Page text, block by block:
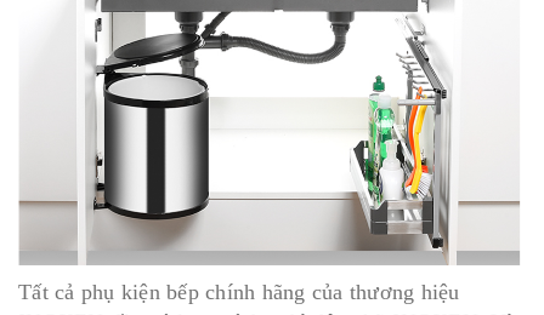
Tất cả phụ kiện bếp chính hãng của thương hiệu